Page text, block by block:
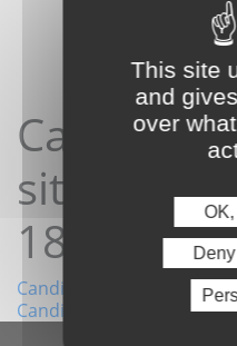
site 26/
18:18:22
Navigation
Candidature depuis le site
Candidature depuis le site
This site
and
over
OK,